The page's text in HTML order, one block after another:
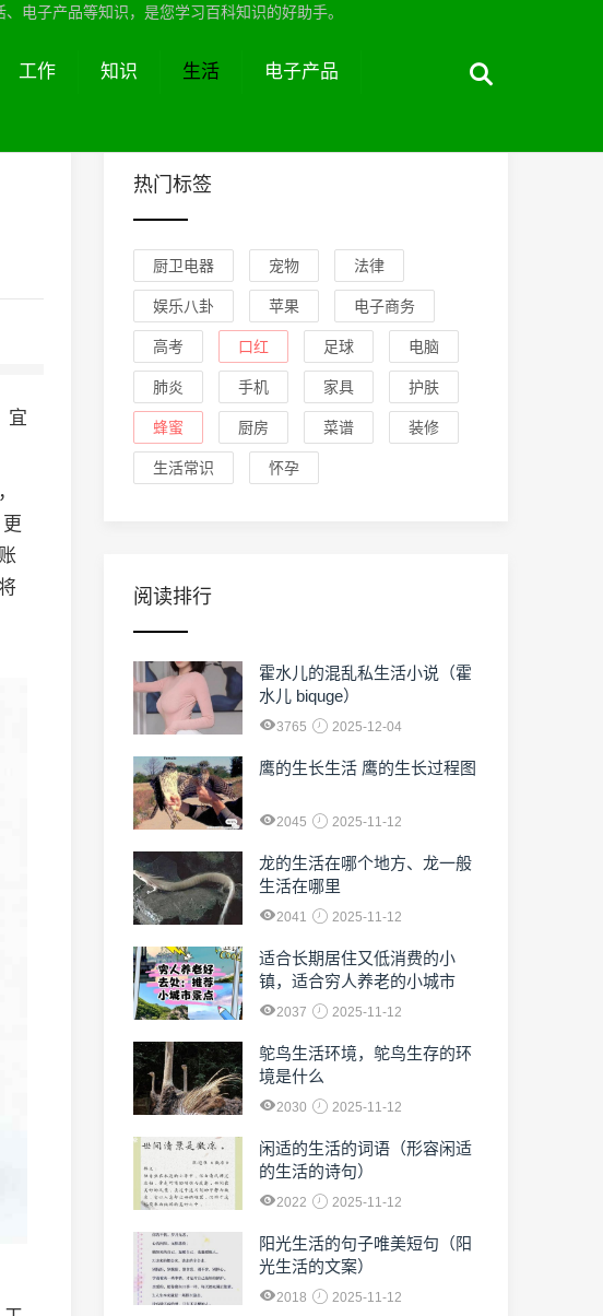
电子产品等知识，是您学习百科知识的好助手。
工作 知识 生活 电子产品
宜
热门标签
厨卫电器 宠物 法律
娱乐八卦 苹果 电子商务
高考 口红 足球 电脑
肺炎 手机 家具 护肤
蜂蜜 厨房 菜谱 装修
生活常识 怀孕
阅读排行
霍水儿的混乱私生活小说（霍
水儿 biquge）
3765 2025-12-04
鹰的生长生活 鹰的生长过程图
2045 2025-11-12
龙的生活在哪个地方、龙一般
生活在哪里
2041 2025-11-12
适合长期居住又低消费的小
镇，适合穷人养老的小城市
2037 2025-11-12
鸵鸟生活环境，鸵鸟生存的环
境是什么
2030 2025-11-12
闲适的生活的词语（形容闲适
的生活的诗句）
2022 2025-11-12
阳光生活的句子唯美短句（阳
光生活的文案）
2018 2025-11-12